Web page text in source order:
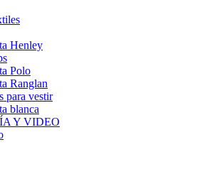
Henley
Polo
Ranglan
para vestir
blanca
Y VIDEO